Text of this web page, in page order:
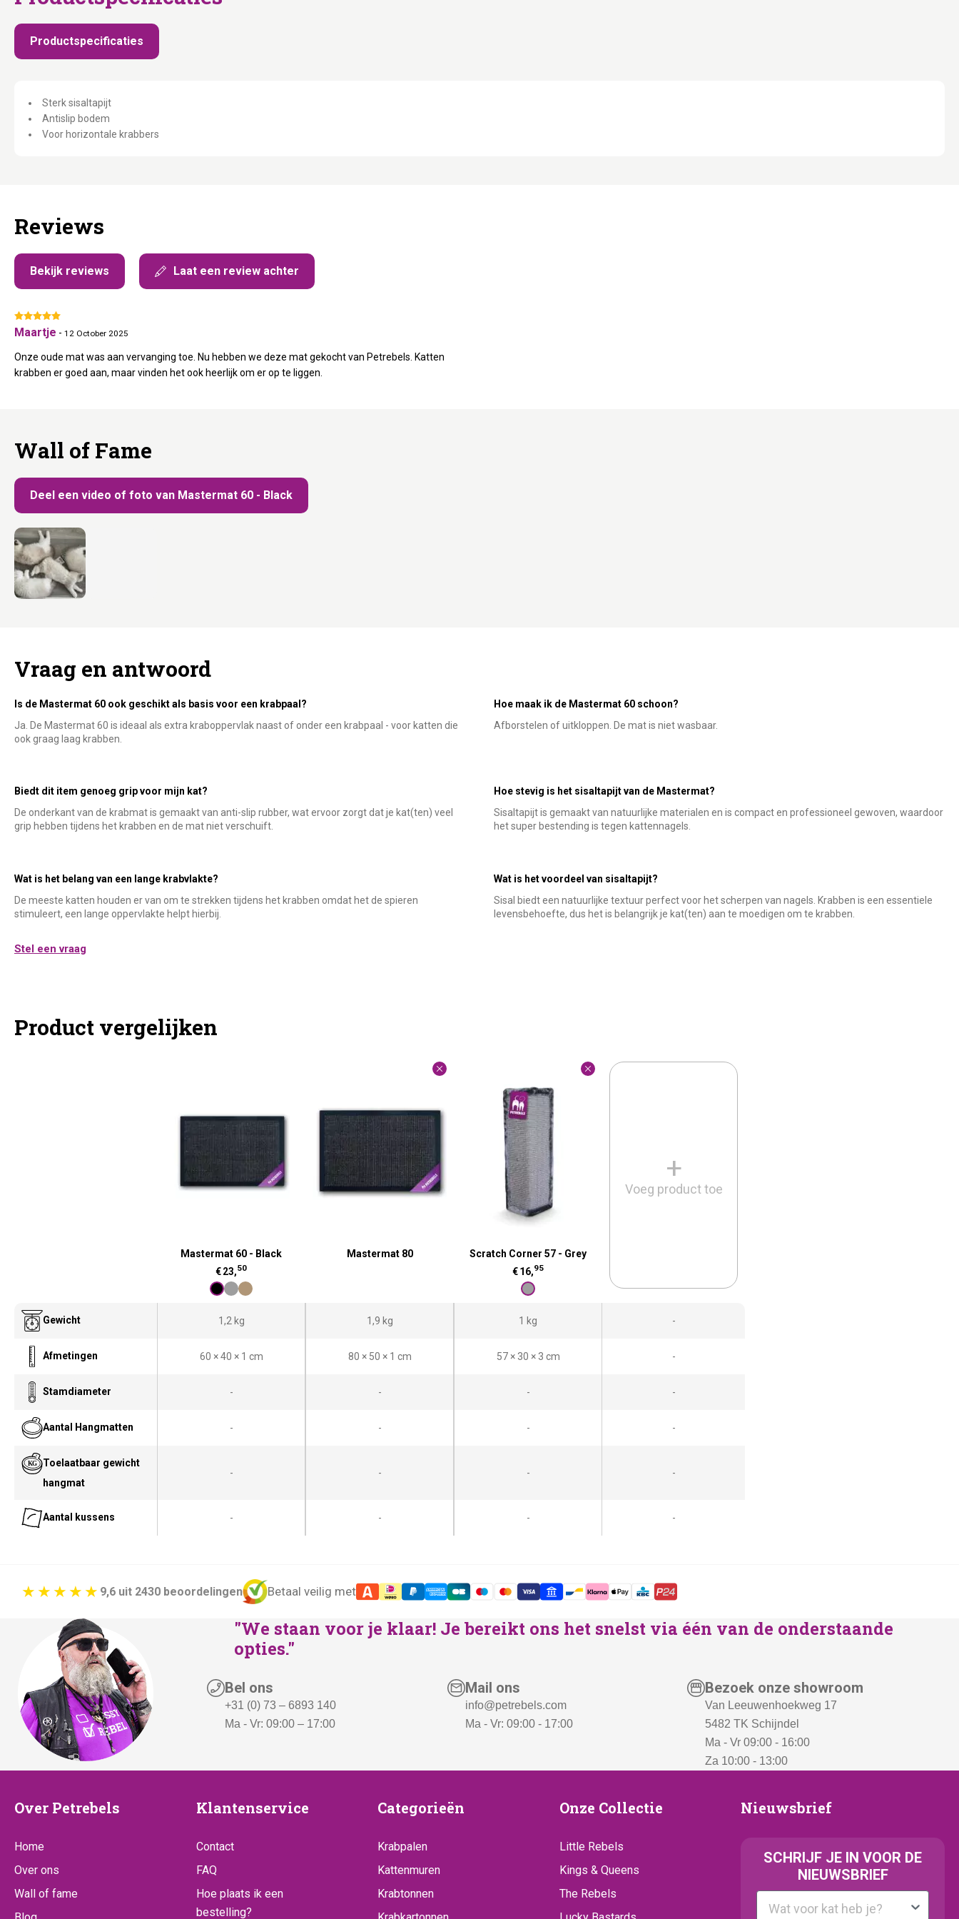
Productspecificaties
Sterk sisaltapijt
Antislip bodem
Voor horizontale krabbers
Reviews
Bekijk reviews Laat een review achter
Maartje - 12 October 2025
Onze oude mat was aan vervanging toe. Nu hebben we deze mat gekocht van Petrebels. Katten
krabben er goed aan, maar vinden het ook heerlijk om er op te liggen.
Wall of Fame
Deel een video of foto van Mastermat 60 - Black
Vraag en antwoord
Is de Mastermat 60 ook geschikt als basis voor een krabpaal?
Ja. De Mastermat 60 is ideaal als extra kraboppervlak naast of onder een krabpaal - voor katten die
ook graag laag krabben.
Hoe maak ik de Mastermat 60 schoon?
Afborstelen of uitkloppen. De mat is niet wasbaar.
Biedt dit item genoeg grip voor mijn kat?
De onderkant van de krabmat is gemaakt van anti-slip rubber, wat ervoor zorgt dat je kat(ten) veel
grip hebben tijdens het krabben en de mat niet verschuift.
Hoe stevig is het sisaltapijt van de Mastermat?
Sisaltapijt is gemaakt van natuurlijke materialen en is compact en professioneel gewoven, waardoor
het super bestending is tegen kattennagels.
Wat is het belang van een lange krabvlakte?
De meeste katten houden er van om te strekken tijdens het krabben omdat het de spieren
stimuleert, een lange oppervlakte helpt hierbij.
Wat is het voordeel van sisaltapijt?
Sisal biedt een natuurlijke textuur perfect voor het scherpen van nagels. Krabben is een essentiele
levensbehoefte, dus het is belangrijk je kat(ten) aan te moedigen om te krabben.
Stel een vraag
Product vergelijken
Mastermat 60 - Black
€23,50
Mastermat 80
Scratch Corner 57 - Grey
€16,95
+
Voeg product toe
Gewicht 1,2 kg 1,9 kg 1 kg -
Afmetingen 60 × 40 × 1 cm 80 × 50 × 1 cm 57 × 30 × 3 cm -
Stamdiameter - - - -
Aantal Hangmatten - - - -
Toelaatbaar gewicht
hangmat
- - - -
Aantal kussens - - - -
Betaal veilig met
9,6 uit 2430 beoordelingen
"We staan voor je klaar! Je bereikt ons het snelst via één van de onderstaande
opties."
Bel ons
+31 (0) 73 – 6893 140
Ma - Vr: 09:00 – 17:00
Mail ons
info@petrebels.com
Ma - Vr: 09:00 - 17:00
Bezoek onze showroom
Van Leeuwenhoekweg 17
5482 TK Schijndel
Ma - Vr 09:00 - 16:00
Za 10:00 - 13:00
Over
Petrebels
Over Petrebels
Home
Over ons
Wall of fame
Klantenservice
Klantenservice
Contact
FAQ
Hoe plaats ik een
bestelling?
Categorieën
Categorieën
Krabpalen
Kattenmuren
Krabtonnen
Onze
Collectie
Onze Collectie
Little Rebels
Kings & Queens
The Rebels
Nieuwsbrief
Nieuwsbrief
SCHRIJF JE IN VOOR DE
NIEUWSBRIEF
Kattenras